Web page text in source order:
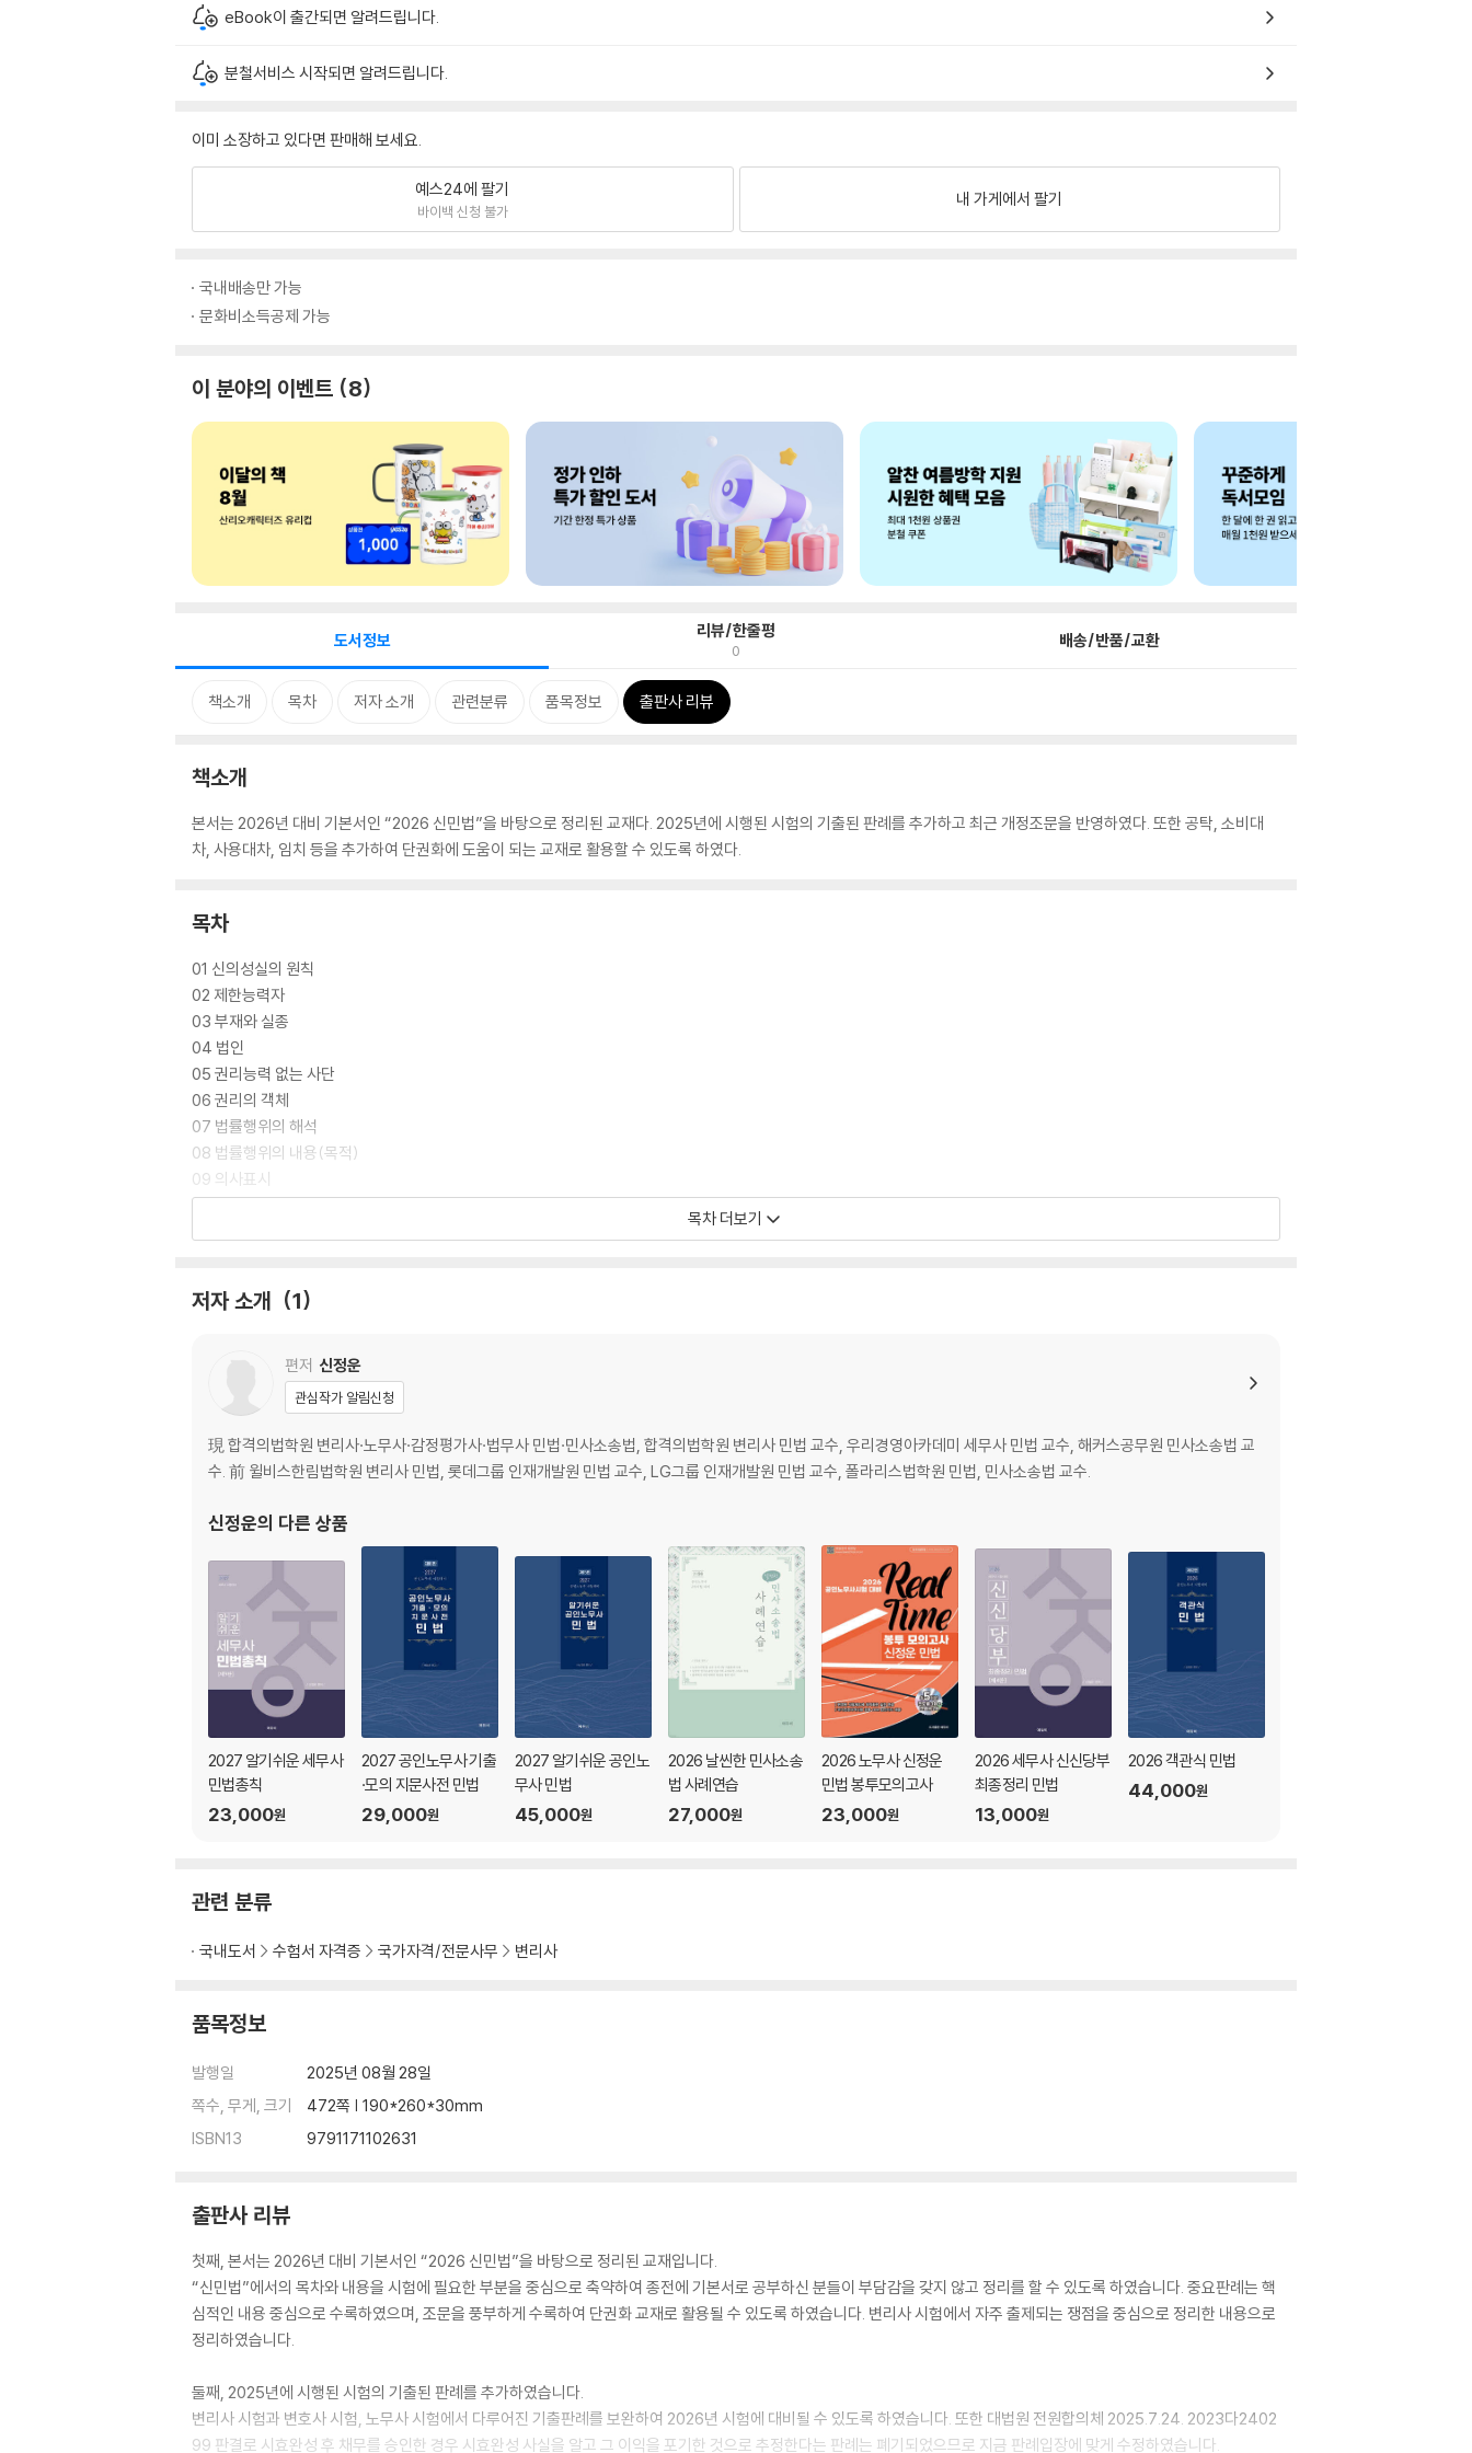
eBook이 출간되면 알려드립니다.
분철서비스 시작되면 알려드립니다.
이미 소장하고 있다면 판매해 보세요.
예스24에 팔기
바이백 신청 불가
내 가게에서 팔기
국내배송만 가능
문화비소득공제 가능
이 분야의 이벤트 8
도서정보 리뷰/한줄평
0 배송/반품/교환
책소개 목차 저자 소개 관련분류 품목정보 출판사 리뷰
책소개
본서는 2026년 대비 기본서인 “2026 신민법”을 바탕으로 정리된 교재다. 2025년에 시행된 시험의 기출된 판례를 추가하고 최근 개정조문을 반영하였다. 또한 공탁, 소비대
차, 사용대차, 임치 등을 추가하여 단권화에 도움이 되는 교재로 활용할 수 있도록 하였다.
목차
01 신의성실의 원칙
02 제한능력자
03 부재와 실종
04 법인
05 권리능력 없는 사단
06 권리의 객체
07 법률행위의 해석
08 법률행위의 내용(목적)
09 의사표시
10 대리
14 기간
17 중간생략등기
18 무효등기의 유용
19 물권변동
20 가등기의 효력
22 등기추정력
24 물권의 소멸
25 자주점유
26 점유자와 회복자의 관계
27 점유보호청구권
28 상린관계
29 취득시효 요건
30 점유취득시효완성의 효과
31 부합
32 소유권에 기한 물권적 청구권
33 공유
36 관습법상 법정지상권
37 제366조 법정지상권
38 전세권
41 유치권의 성립요건
43 저당권
44 근저당권
46 비전형담보
48 채권의 목적
49 이행보조자의 고의·과실
50 채무불이행의 유형
51 채무불이행에 대한 구제
52 채권자지체
53 채권자대위권
55 수인의 채권자 채무자
56 채권양도와 채무인수
57 변제충당
목차 더보기
저자 소개 1
편저 신정운
관심작가 알림신청
現 합격의법학원 변리사·노무사·감정평가사·법무사 민법·민사소송법, 합격의법학원 변리사 민법 교수, 우리경영아카데미 세무사 민법 교수, 해커스공무원 민사소송법 교
수. 前 윌비스한림법학원 변리사 민법, 롯데그룹 인재개발원 민법 교수, LG그룹 인재개발원 민법 교수, 폴라리스법학원 민법, 민사소송법 교수.
신정운의 다른 상품
2027 알기쉬운 세무사
민법총칙
23,000원
2027 공인노무사 기출
·모의 지문사전 민법
29,000원
2027 알기쉬운 공인노
무사 민법
45,000원
2026 날씬한 민사소송
법 사례연습
27,000원
2026 노무사 신정운
민법 봉투모의고사
23,000원
2026 세무사 신신당부
최종정리 민법
13,000원
2026 객관식 민법
44,000원
관련 분류
국내도서 수험서 자격증 국가자격/전문사무 변리사
품목정보
발행일
2025년 08월 28일
쪽수, 무게, 크기
472쪽 | 190*260*30mm
ISBN13
9791171102631
출판사 리뷰
첫째, 본서는 2026년 대비 기본서인 “2026 신민법”을 바탕으로 정리된 교재입니다.
“신민법”에서의 목차와 내용을 시험에 필요한 부분을 중심으로 축약하여 종전에 기본서로 공부하신 분들이 부담감을 갖지 않고 정리를 할 수 있도록 하였습니다. 중요판례는 핵
심적인 내용 중심으로 수록하였으며, 조문을 풍부하게 수록하여 단권화 교재로 활용될 수 있도록 하였습니다. 변리사 시험에서 자주 출제되는 쟁점을 중심으로 정리한 내용으로
정리하였습니다.
둘째, 2025년에 시행된 시험의 기출된 판례를 추가하였습니다.
변리사 시험과 변호사 시험, 노무사 시험에서 다루어진 기출판례를 보완하여 2026년 시험에 대비될 수 있도록 하였습니다. 또한 대법원 전원합의체 2025.7.24. 2023다2402
99 판결로 시효완성 후 채무를 승인한 경우 시효완성 사실을 알고 그 이익을 포기한 것으로 추정한다는 판례는 폐기되었으므로 지금 판례입장에 맞게 수정하였습니다.